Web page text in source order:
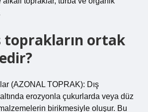
toprakların ortak
(AZONAL TOPRAK): Dış
erozyonla çukurlarda veya düz
birikmesiyle oluşur. Bu